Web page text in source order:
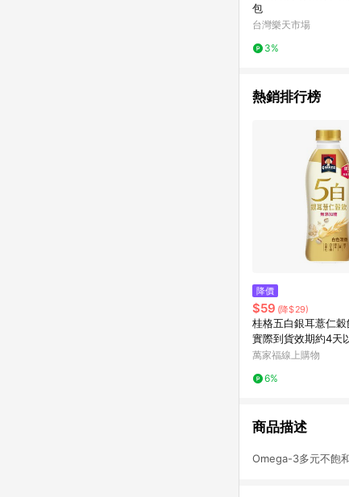
包
台灣樂天市場
3%
熱銷排行榜
降價
$59 (降$29)
桂格五白銀耳薏仁
實際到貨效期約4天
萬家福線上購物
6%
商品描述
Omega-3多元不